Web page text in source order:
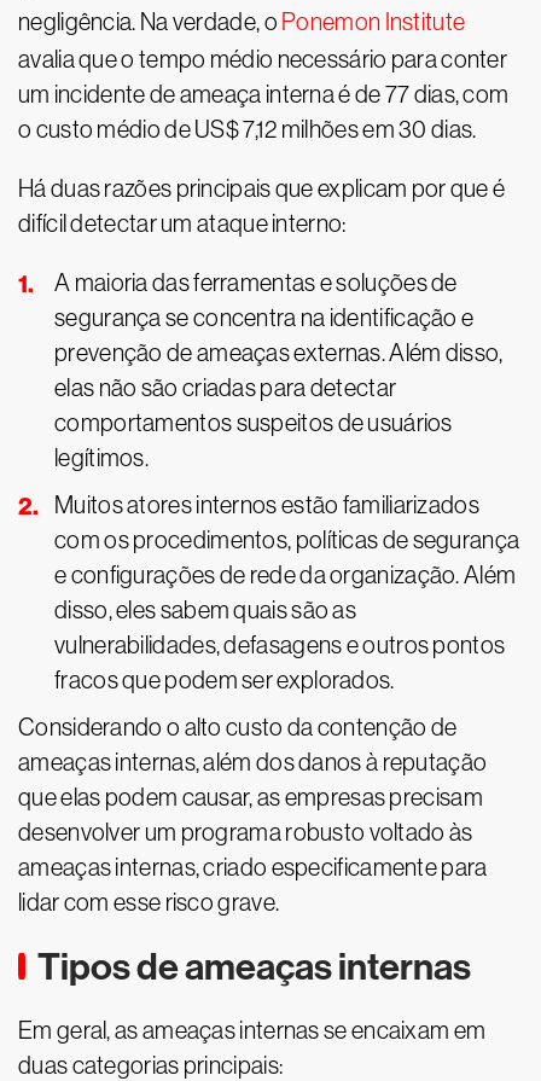
negligência. Na verdade, o Ponemon Institute
avalia que o tempo médio necessário para conter
um incidente de ameaça interna é de 77 dias, com
o custo médio de US$ 7,12 milhões em 30 dias.
Há duas razões principais que explicam por que é
difícil detectar um ataque interno:
A maioria das ferramentas e soluções de
segurança se concentra na identificação e
prevenção de ameaças externas. Além disso,
elas não são criadas para detectar
comportamentos suspeitos de usuários
legítimos.
Muitos atores internos estão familiarizados
com os procedimentos, políticas de segurança
e configurações de rede da organização. Além
disso, eles sabem quais são as
vulnerabilidades, defasagens e outros pontos
fracos que podem ser explorados.
Considerando o alto custo da contenção de
ameaças internas, além dos danos à reputação
que elas podem causar, as empresas precisam
desenvolver um programa robusto voltado às
ameaças internas, criado especificamente para
lidar com esse risco grave.
Tipos de ameaças internas
Em geral, as ameaças internas se encaixam em
duas categorias principais: